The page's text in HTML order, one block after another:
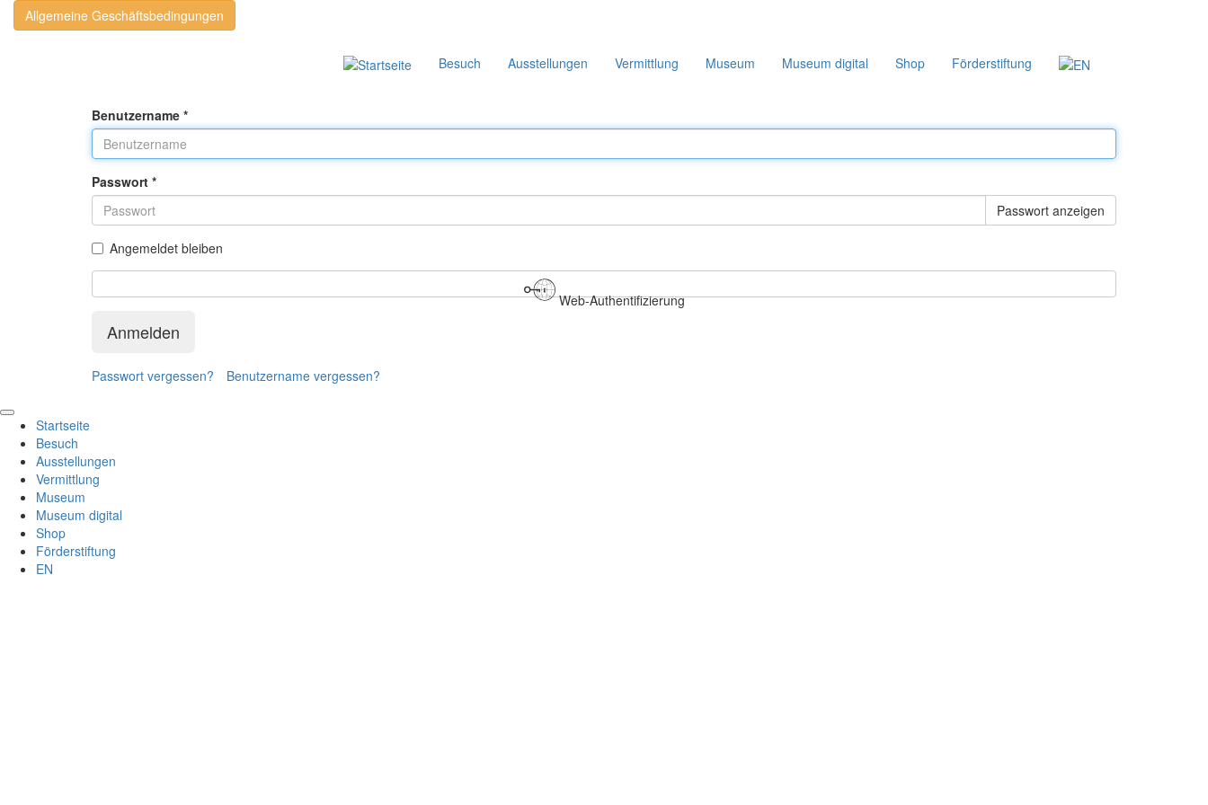
Allgemeine Geschäftsbedingungen
Besuch Ausstellungen Vermittlung Museum Museum digital Shop Förderstiftung
Benutzername *
Passwort *
Passwort anzeigen
Angemeldet bleiben
Web-Authentifizierung
Anmelden
Passwort vergessen? Benutzername vergessen?
Scroll
Top
Startseite
Besuch
Ausstellungen
Vermittlung
Museum
Museum digital
Shop
Förderstiftung
EN